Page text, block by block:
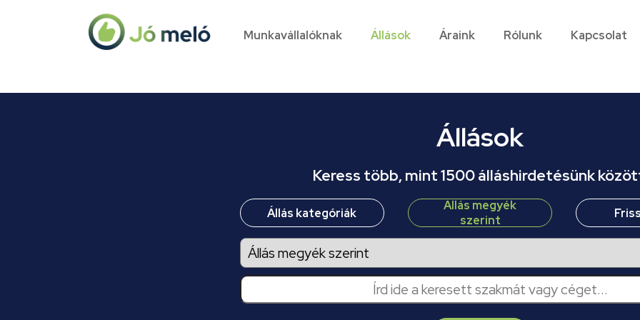
Munkavállalóknak Állások Áraink Rólunk Kapcsolat
Állások
Keress több, mint 1500 álláshirdetésünk
Állás kategóriák
Állás megyék
szerint